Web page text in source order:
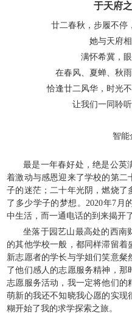
于天府
廿二春秋，步履不停
她与天府
满怀希冀，
在春风、夏蝉、秋
恰逢廿二风华，时光
让我们一同聆
智能
最是一年春好处，绝是公英
着激动与感恩迎来了学校的第二
子的迷茫；二十年光阴，燃烧了
了多少学子的梦想。2020年7月
中生活，而一通电话的到来揭开
坐落于园艺山最高处的西南
的其他学校一般，都同样滞留着
新志愿者的学长与学姐们笑意
了他们感人的志愿服务精神，
志愿服务活动，我一定将他们的
萌新的我还不知晓我心愿的实现
糊开始了我的求学探索之旅。